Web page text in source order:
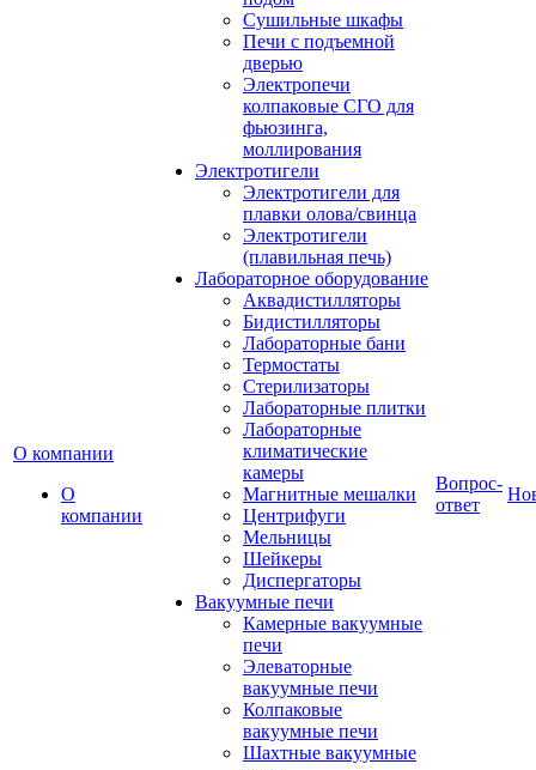
О компании
О
компании
Сушильные шкафы
Печи с подъемной
дверью
Электропечи
колпаковые СГО для
фьюзинга,
моллирования
Электротигели
Электротигели для
плавки олова/свинца
Электротигели
(плавильная печь)
Лабораторное оборудование
Аквадистилляторы
Бидистилляторы
Лабораторные бани
Термостаты
Стерилизаторы
Лабораторные плитки
Лабораторные
климатические
камеры
Магнитные мешалки
Центрифуги
Мельницы
Шейкеры
Диспергаторы
Вакуумные печи
Камерные вакуумные
печи
Элеваторные
вакуумные печи
Колпаковые
вакуумные печи
Шахтные вакуумные
Вопрос-
ответ